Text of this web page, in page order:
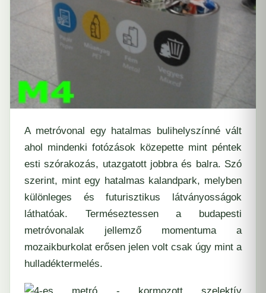
A metróvonal egy hatalmas bulihelyszínné vált
ahol mindenki fotózások közepette mint péntek
esti szórakozás, utazgatott jobbra és balra. Szó
szerint, mint egy hatalmas kalandpark, melyben
különleges és futurisztikus látványosságok
láthatóak. Terméseztessen a budapesti
metróvonalak jellemző momentuma a
mozaikburkolat erősen jelen volt csak úgy mint a
hulladéktermelés.